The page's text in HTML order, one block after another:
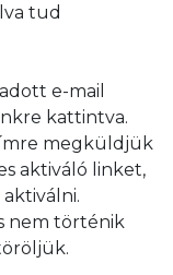
tud
e-mail
kattintva.
megküldjük
aktiváló linket,
nem történik